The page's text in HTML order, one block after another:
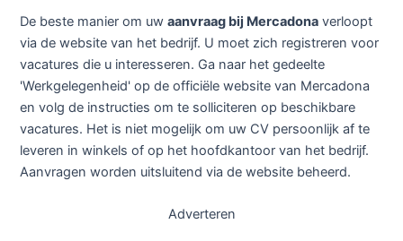
De beste manier om uwaanvraag bij Mercadona verloopt
via de website van het bedrijf. U moet zich registreren voor
vacatures die u interesseren. Ga naar het gedeelte
'Werkgelegenheid' op de officiële website van Mercadona
en volg de instructies om te solliciteren op beschikbare
vacatures. Het is niet mogelijk om uw CV persoonlijk af te
leveren in winkels of op het hoofdkantoor van het bedrijf.
Aanvragen worden uitsluitend via de website beheerd.
Adverteren